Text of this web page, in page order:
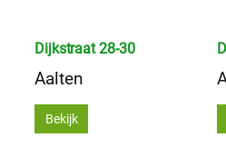
Dijkstraat 28-30
Aalten
Bekijk